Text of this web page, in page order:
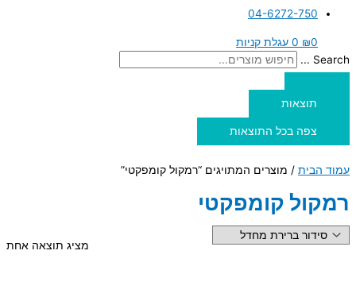
04-6272-750
₪0
0 עגלת קניות
Search ...
תוצאות
צפה בכל התוצאות
עמוד הבית / מוצרים המתויגים “רמקול קומפקטי”
רמקול קומפקטי
מציג תוצאה אחת